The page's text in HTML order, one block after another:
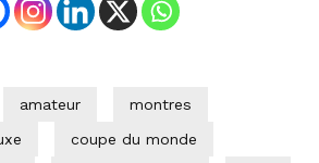
amateur
montres
coupe du monde